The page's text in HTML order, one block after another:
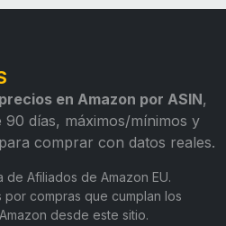
en Amazon por ASIN,
90 días, máximos/mínimos y
para comprar con datos reales.
de Afiliados de Amazon EU.
compras que cumplan los
desde este sitio.